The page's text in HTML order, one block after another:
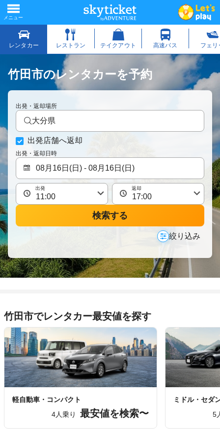
竹田市のレンタカーを予約
出発・返却場所
大分県
出発店舗へ返却
出発・返却日時
出発 返却
検索する
絞り込み
竹田市でレンタカー最安値を探す
軽自動車・コンパクト
4人乗り
最安値を検索〜
ミドル・セダ
5